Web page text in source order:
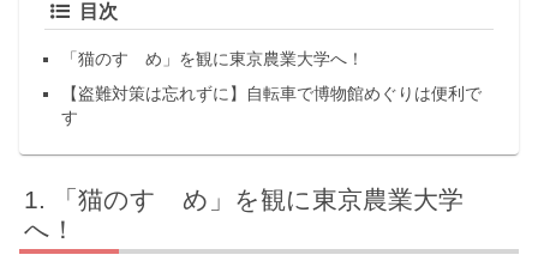
目次
「猫のすゝめ」を観に東京農業大学へ！
【盗難対策は忘れずに】自転車で博物館めぐりは便利で
す
「猫のすゝめ」を観に東京農業大学
へ！